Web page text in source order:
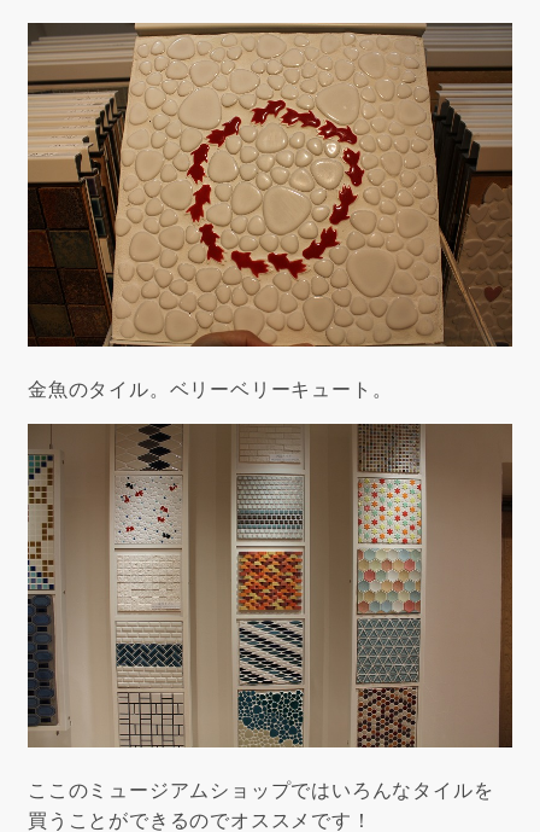
金魚のタイル。ベリーベリーキュート。
ここのミュージアムショップではいろんなタイルを
買うことができるのでオススメです！